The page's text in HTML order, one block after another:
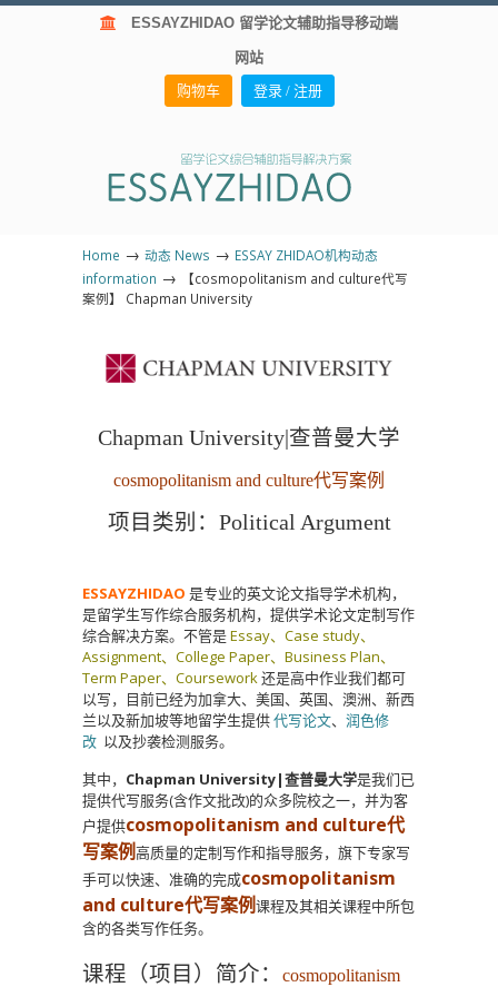
ESSAYZHIDAO 留学论文辅助指导移动端
网站
购物车 登录 / 注册
Home → 动态 News → ESSAY ZHIDAO机构动态
information →
【cosmopolitanism and culture代写
案例】 Chapman University
Chapman University|查普曼大学
cosmopolitanism and culture代写案例
项目类别：Political Argument
ESSAYZHIDAO 是专业的英文论文指导学术机构，
是留学生写作综合服务机构，提供学术论文定制写作
综合解决方案。不管是Essay、Case study、
Assignment、College Paper、Business Plan、
Term Paper、Coursework还是高中作业我们都可
以写，目前已经为加拿大、美国、英国、澳洲、新西
兰以及新加坡等地留学生提供代写论文、 润色修
改 以及抄袭检测服务。
其中， Chapman University|查普曼大学是我们已
提供代写服务(含作文批改)的众多院校之一，并为客
户提供cosmopolitanism and culture代
写案例高质量的定制写作和指导服务，旗下专家写
手可以快速、准确的完成cosmopolitanism
and culture代写案例课程及其相关课程中所包
含的各类写作任务。
课程（项目）简介：
cosmopolitanism